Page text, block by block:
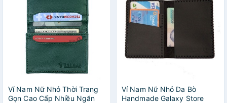
Ví Nam Nữ Nhỏ Thời Trang
Gọn Cao Cấp Nhiều Ngăn
Ví Nam Nữ Nhỏ Da Bò
Handmade Galaxy Store